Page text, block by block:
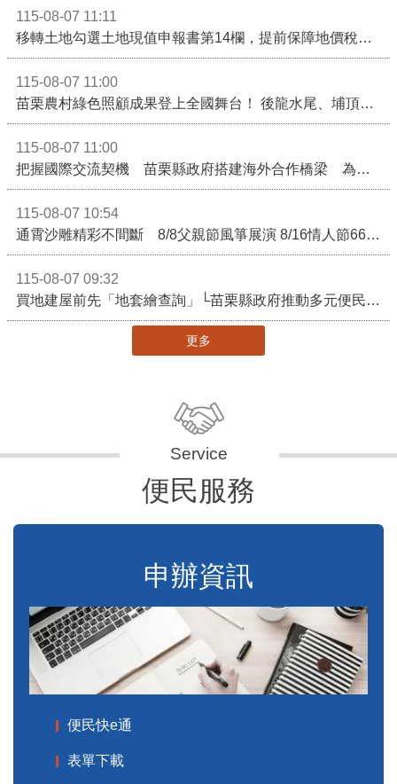
115-08-07 11:11
移轉土地勾選土地現值申報書第14欄，提前保障地價稅節稅權益
115-08-07 11:00
苗栗農村綠色照顧成果登上全國舞台！ 後龍水尾、埔頂社區前進2026高齡健康產業博覽會
115-08-07 11:00
把握國際交流契機 苗栗縣政府搭建海外合作橋梁 為在地產業爭取更多國際市場機會
115-08-07 10:54
通霄沙雕精彩不間斷 8/8父親節風箏展演 8/16情人節66對浪漫挑戰送好禮
115-08-07 09:32
買地建屋前先「地套繪查詢」└苗栗縣政府推動多元便民諮詢服務
更多
便民服務
申辦資訊
便民快e通
表單下載